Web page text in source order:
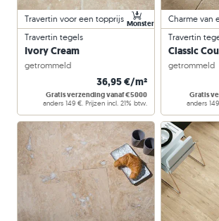
Travertin tegels
Ivory Cream
getrommeld
36,95 €/m²
Gratis verzending vanaf €5000
anders 149 €. Prijzen incl. 21% btw.
Travertin voor een topprijs Monster
Travertin
Classic
getrommeld
Gratis
anders
Charme van